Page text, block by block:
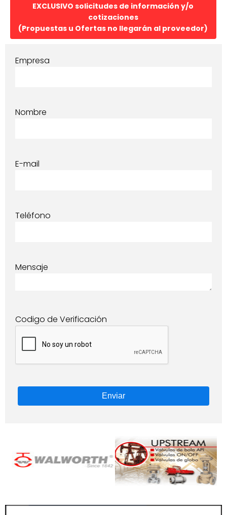
EXCLUSIVO solicitudes de información y/o
cotizaciones
(Propuestas u Ofertas no llegarán al proveedor)
Empresa
Nombre
E-mail
Teléfono
Mensaje
Codigo de Verificación
Enviar